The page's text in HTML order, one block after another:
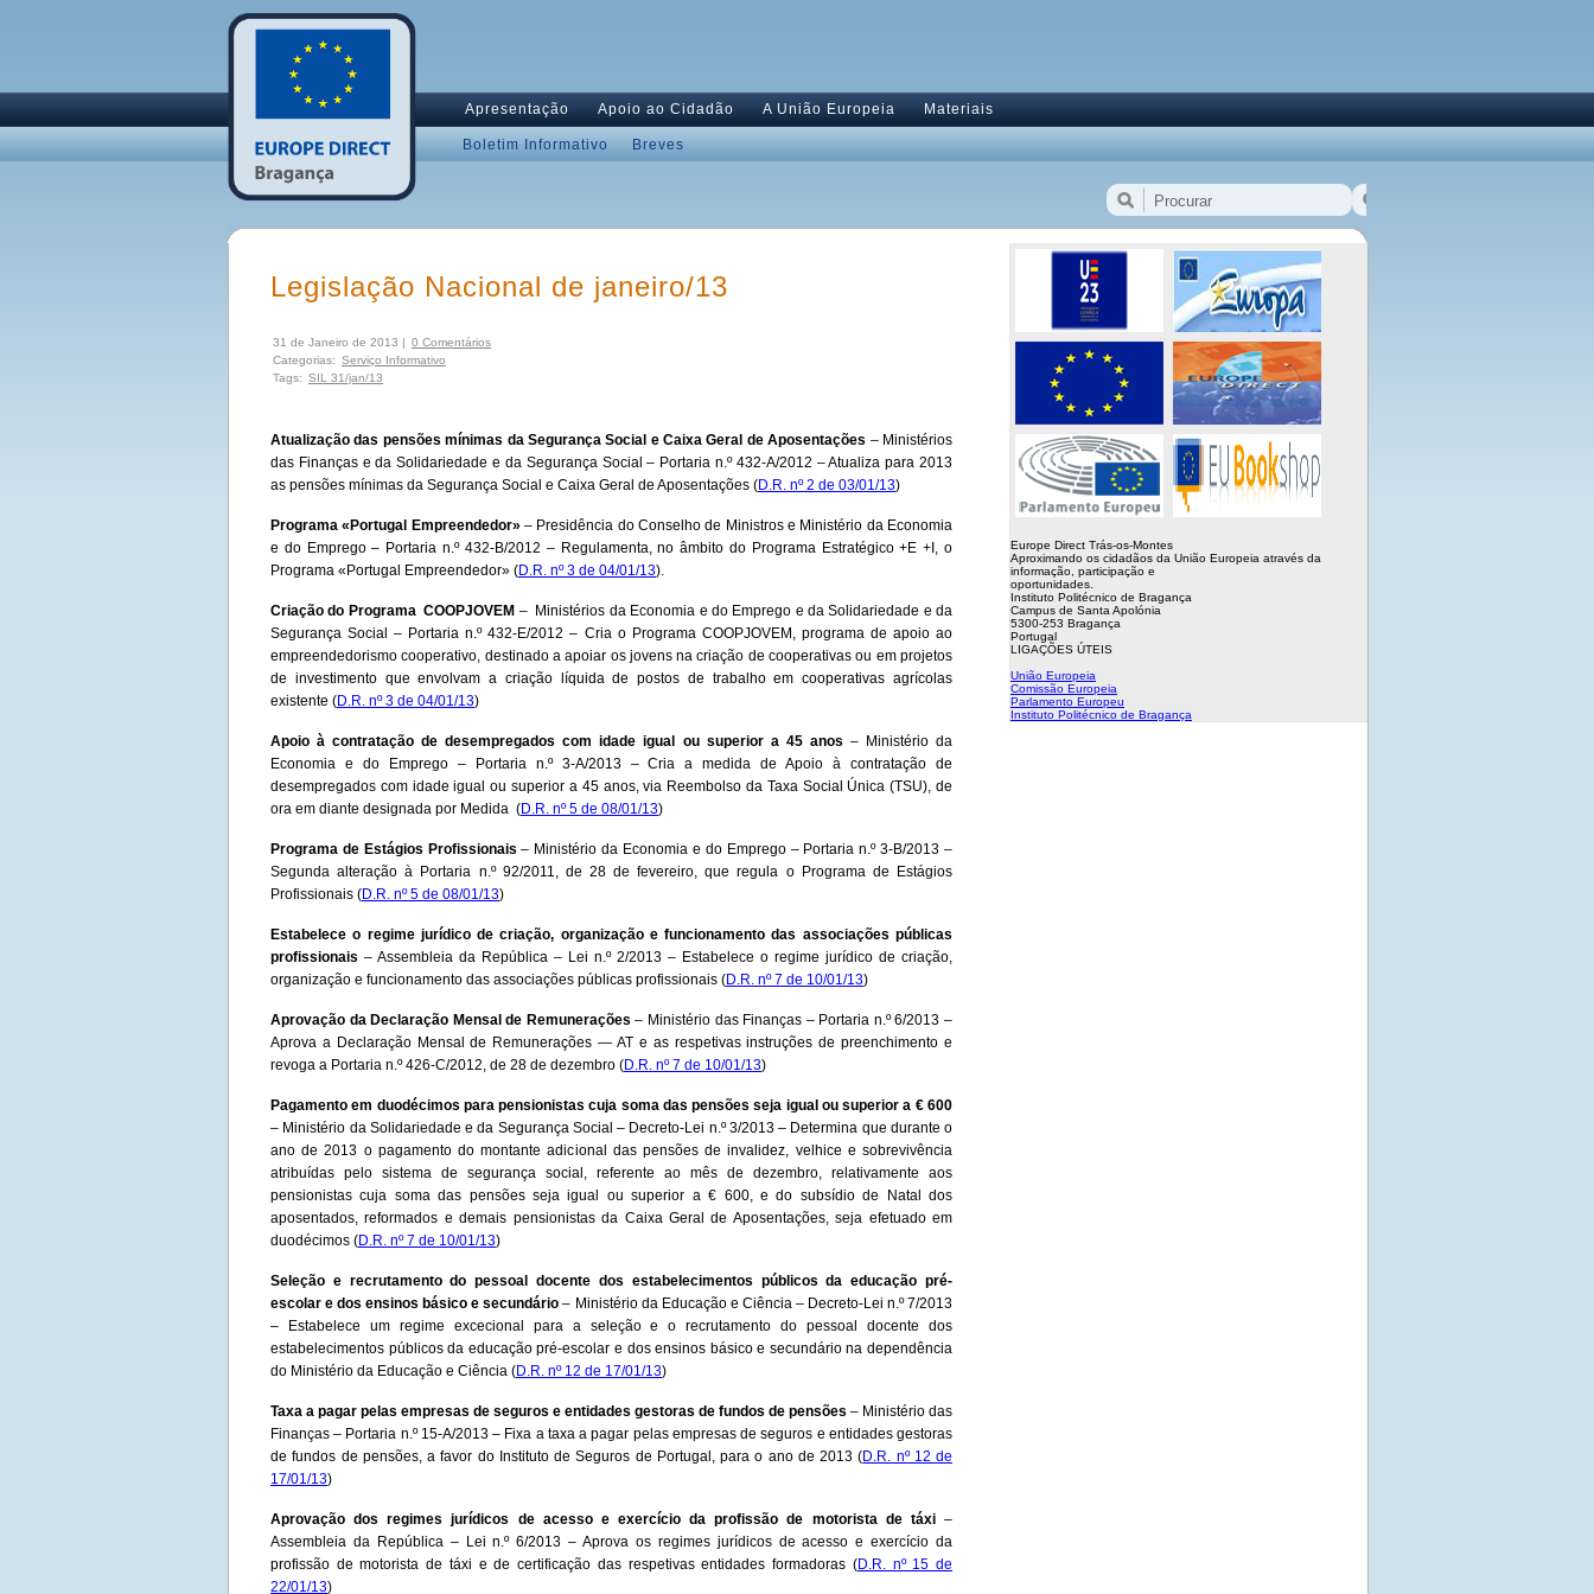
Apresentação Apoio ao Cidadão A União Europeia Materiais
Boletim Informativo Breves
Legislação Nacional de janeiro/13
31 de Janeiro de 2013 | 0 Comentários
Categorias: Serviço Informativo
Tags: SIL 31/jan/13
Atualização das pensões mínimas da Segurança Social e Caixa Geral de Aposentações – Ministérios
das Finanças e da Solidariedade e da Segurança Social – Portaria n.º 432-A/2012 – Atualiza para 2013
as pensões mínimas da Segurança Social e Caixa Geral de Aposentações (D.R. nº 2 de 03/01/13)
Programa «Portugal Empreendedor» – Presidência do Conselho de Ministros e Ministério da Economia
e do Emprego – Portaria n.º 432-B/2012 – Regulamenta, no âmbito do Programa Estratégico +E +I, o
Programa «Portugal Empreendedor» (D.R. nº 3 de 04/01/13).
Criação do Programa COOPJOVEM – Ministérios da Economia e do Emprego e da Solidariedade e da
Segurança Social – Portaria n.º 432-E/2012 – Cria o Programa COOPJOVEM, programa de apoio ao
empreendedorismo cooperativo, destinado a apoiar os jovens na criação de cooperativas ou em projetos
de investimento que envolvam a criação líquida de postos de trabalho em cooperativas agrícolas
existente (D.R. nº 3 de 04/01/13)
Apoio à contratação de desempregados com idade igual ou superior a 45 anos – Ministério da
Economia e do Emprego – Portaria n.º 3-A/2013 – Cria a medida de Apoio à contratação de
desempregados com idade igual ou superior a 45 anos, via Reembolso da Taxa Social Única (TSU), de
ora em diante designada por Medida (D.R. nº 5 de 08/01/13)
Programa de Estágios Profissionais – Ministério da Economia e do Emprego – Portaria n.º 3-B/2013 –
Segunda alteração à Portaria n.º 92/2011, de 28 de fevereiro, que regula o Programa de Estágios
Profissionais (D.R. nº 5 de 08/01/13)
Estabelece o regime jurídico de criação, organização e funcionamento das associações públicas
profissionais – Assembleia da República – Lei n.º 2/2013 – Estabelece o regime jurídico de criação,
organização e funcionamento das associações públicas profissionais (D.R. nº 7 de 10/01/13)
Aprovação da Declaração Mensal de Remunerações – Ministério das Finanças – Portaria n.º 6/2013 –
Aprova a Declaração Mensal de Remunerações — AT e as respetivas instruções de preenchimento e
revoga a Portaria n.º 426-C/2012, de 28 de dezembro (D.R. nº 7 de 10/01/13)
Pagamento em duodécimos para pensionistas cuja soma das pensões seja igual ou superior a € 600
– Ministério da Solidariedade e da Segurança Social – Decreto-Lei n.º 3/2013 – Determina que durante o
ano de 2013 o pagamento do montante adicional das pensões de invalidez, velhice e sobrevivência
atribuídas pelo sistema de segurança social, referente ao mês de dezembro, relativamente aos
pensionistas cuja soma das pensões seja igual ou superior a € 600, e do subsídio de Natal dos
aposentados, reformados e demais pensionistas da Caixa Geral de Aposentações, seja efetuado em
duodécimos (D.R. nº 7 de 10/01/13)
Seleção e recrutamento do pessoal docente dos estabelecimentos públicos da educação pré-
escolar e dos ensinos básico e secundário – Ministério da Educação e Ciência – Decreto-Lei n.º 7/2013
– Estabelece um regime excecional para a seleção e o recrutamento do pessoal docente dos
estabelecimentos públicos da educação pré-escolar e dos ensinos básico e secundário na dependência
do Ministério da Educação e Ciência (D.R. nº 12 de 17/01/13)
Taxa a pagar pelas empresas de seguros e entidades gestoras de fundos de pensões – Ministério das
Finanças – Portaria n.º 15-A/2013 – Fixa a taxa a pagar pelas empresas de seguros e entidades gestoras
de fundos de pensões, a favor do Instituto de Seguros de Portugal, para o ano de 2013 (D.R. nº 12 de
17/01/13)
Aprovação dos regimes jurídicos de acesso e exercício da profissão de motorista de táxi–
Assembleia da República – Lei n.º 6/2013 – Aprova os regimes jurídicos de acesso e exercício da
profissão de motorista de táxi e de certificação das respetivas entidades formadoras (D.R. nº 15 de
22/01/13)
Europe Direct Trás-os-Montes
Aproximando os cidadãos da União Europeia através da
informação, participação e
oportunidades.
Instituto Politécnico de Bragança
Campus de Santa Apolónia
5300-253 Bragança
Portugal
LIGAÇÕES ÚTEIS
União Europeia
Comissão Europeia
Parlamento Europeu
Instituto Politécnico de Bragança